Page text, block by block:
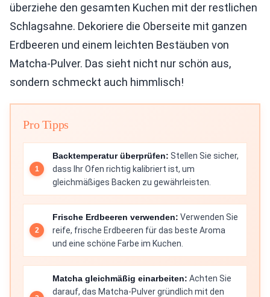
überziehe den gesamten Kuchen mit der restlichen
Schlagsahne. Dekoriere die Oberseite mit ganzen
Erdbeeren und einem leichten Bestäuben von
Matcha-Pulver. Das sieht nicht nur schön aus,
sondern schmeckt auch himmlisch!
Pro Tipps
Backtemperatur überprüfen: Stellen Sie sicher,
dass Ihr Ofen richtig kalibriert ist, um
gleichmäßiges Backen zu gewährleisten.
Frische Erdbeeren verwenden: Verwenden Sie
reife, frische Erdbeeren für das beste Aroma
und eine schöne Farbe im Kuchen.
Matcha gleichmäßig einarbeiten: Achten Sie
darauf, das Matcha-Pulver gründlich mit den